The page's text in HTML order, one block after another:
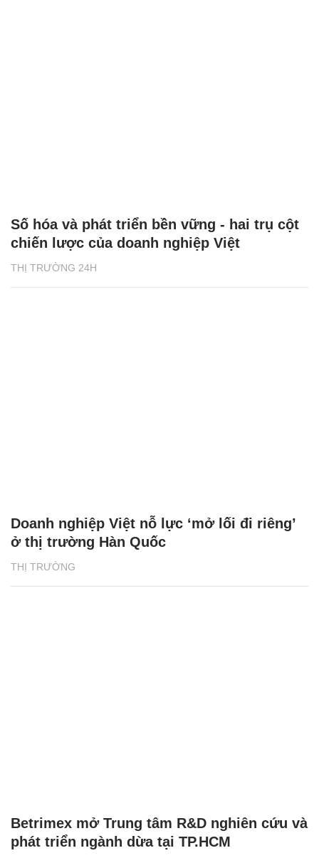
THỊ TRƯỜNG 24H
Số hóa và phát triển bền vững - hai trụ cột
chiến lược của doanh nghiệp Việt
THỊ TRƯỜNG
Doanh nghiệp Việt nỗ lực ‘mở lối đi riêng’
ở thị trường Hàn Quốc
Betrimex mở Trung tâm R&D nghiên cứu và
phát triển ngành dừa tại TP.HCM